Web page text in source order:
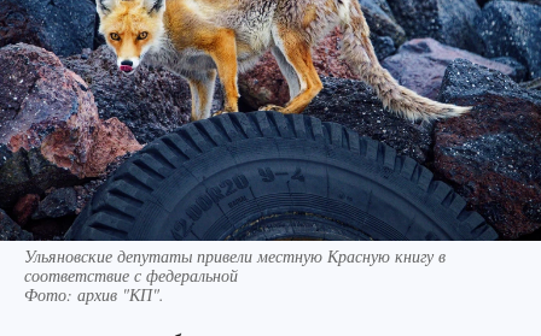
Ульяновские депутаты привели местную Красную книгу в
соответствие с федеральной
Фото: архив "КП".